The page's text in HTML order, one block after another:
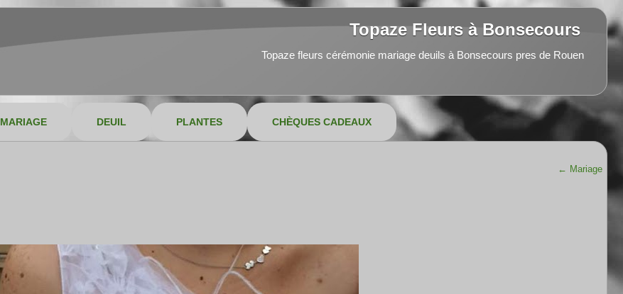
Topaze Fleurs à Bonsecours
Topaze fleurs cérémonie mariage deuils à Bonsecours pres de Rouen
MARIAGE DEUIL PLANTES CHÈQUES CADEAUX
← Mariage